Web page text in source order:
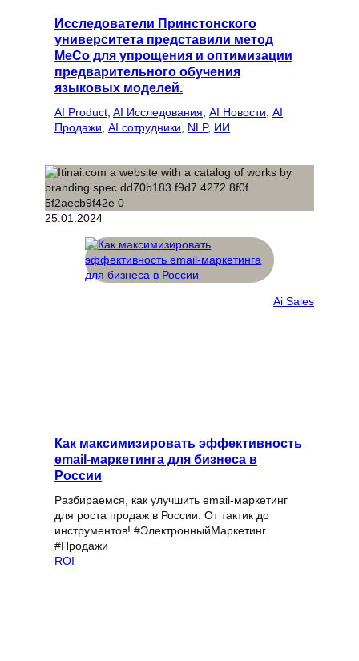
Исследователи Принстонского
университета представили метод
MeCo для упрощения и оптимизации
предварительного обучения
языковых моделей.
AI Product AI Исследования AI Новости AI
Продажи AI сотрудники NLP, ИИ
25.01.2024
Ai Sales
Как максимизировать эффективность
email-маркетинга для бизнеса в
России
Разбираемся, как улучшить email-маркетинг
для роста продаж в России. От тактик до
инструментов! #ЭлектронныйМаркетинг
#Продажи
ROI